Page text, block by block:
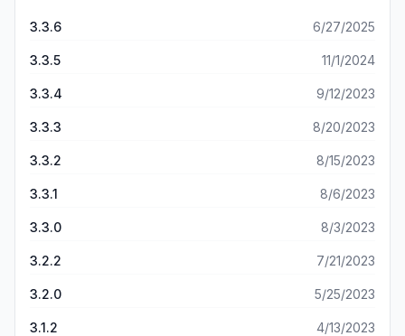
3.3.6 6/27/2025
3.3.5 11/1/2024
3.3.4 9/12/2023
3.3.3 8/20/2023
3.3.2 8/15/2023
3.3.1 8/6/2023
3.3.0 8/3/2023
3.2.2 7/21/2023
3.2.0 5/25/2023
3.1.2 4/13/2023